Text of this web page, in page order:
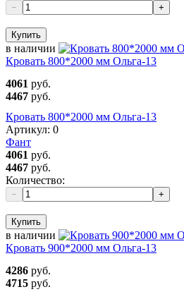
− +
Купить
в наличии
Кровать 800*2000 мм Ольга-13
4061 руб.
4467 руб.
Кровать 800*2000 мм Ольга-13
Артикул: 0
Фант
4061 руб.
4467 руб.
Количество:
− +
Купить
в наличии
Кровать 900*2000 мм Ольга-13
4286 руб.
4715 руб.